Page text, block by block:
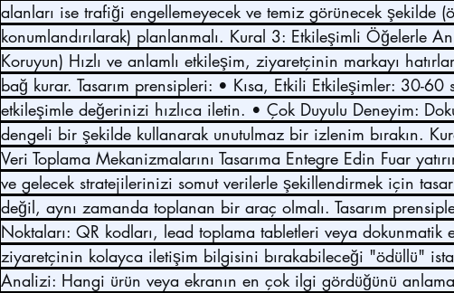
alanları ise trafiği engellemeyecek ve temiz görünecek şekilde
konumlandırılarak) planlanmalı. Kural 3: Etkileşimli Öğelerle
Koruyun) Hızlı ve anlamlı etkileşim, ziyaretçinin markayı
bağ kurar. Tasarım prensipleri: • Kısa, Etkili Etkileşimler: 30-
etkileşimle değerinizi hızlıca iletin. • Çok Duyulu Deneyim:
dengeli bir şekilde kullanarak unutulmaz bir izlenim bırakın.
Veri Toplama Mekanizmalarını Tasarıma Entegre Edin Fuar
ve gelecek stratejilerinizi somut verilerle şekillendirmek için
değil, aynı zamanda toplanan bir araç olmalı. Tasarım
Noktaları: QR kodları, lead toplama tabletleri veya dokunmatik
ziyaretçinin kolayca iletişim bilgisini bırakabileceği "ödüllü"
Analizi: Hangi ürün veya ekranın en çok ilgi gördüğünü